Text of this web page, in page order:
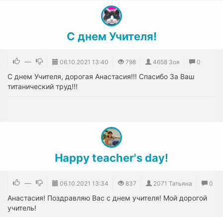
С днем Учителя!
— 06.10.2021 13:40 798 4658 Зоя 0
С днем Учителя, дорогая Анастасия!!! Спасибо За Ваш
титанический труд!!!
Happy teacher's day!
— 06.10.2021 13:34 837 2071 Татьяна 0
Анастасия! Поздравляю Вас с днем учителя! Мой дорогой
учитель!